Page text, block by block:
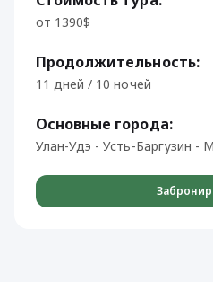
от 1390$
Продолжительность:
11 дней / 10 ночей
Основные города:
Улан-Удэ - Усть-Баргузин -